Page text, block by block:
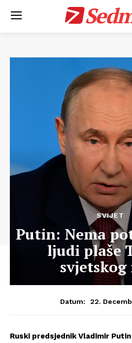
SVIJET
Putin: Nema
ljudi plaše
svjetskog
Datum: 22.
Ruski predsjednik Vladimir